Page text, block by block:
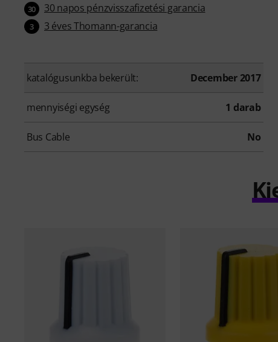
30 30 napos pénzvisszafizetési garancia
3 3 éves Thomann-garancia
katalógusunkba bekerült: December 2017
mennyiségi egység 1 darab
Bus Cable No